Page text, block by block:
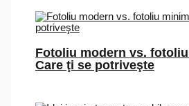
Fotoliu modern vs.
Care ţi se potriveşte